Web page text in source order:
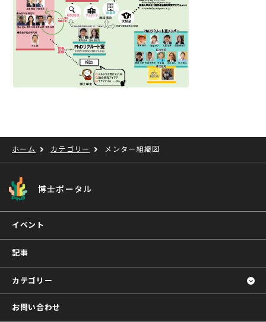
ホーム カテゴリー メンター組織図
博士ポータル
イベント
記事
カテゴリー
お問い合わせ